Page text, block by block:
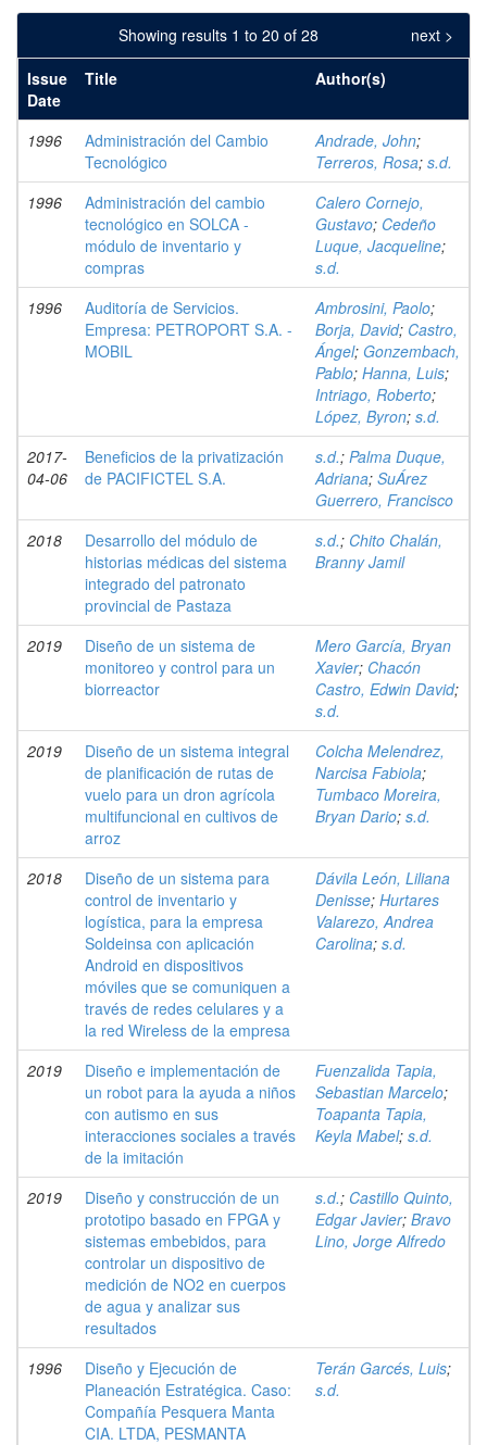
Showing results 1 to 20 of 28
next >
Issue
Date
Title Author(s)
1996
Administración del Cambio
Tecnológico
Andrade, John;
Terreros, Rosa; s.d.
1996
Administración del cambio
tecnológico en SOLCA -
módulo de inventario y
compras
Calero Cornejo,
Gustavo; Cedeño
Luque, Jacqueline;
s.d.
1996
Auditoría de Servicios.
Empresa: PETROPORT S.A. -
MOBIL
Ambrosini, Paolo;
Borja, David; Castro,
Ángel; Gonzembach,
Pablo; Hanna, Luis;
Intriago, Roberto;
López, Byron; s.d.
2017-
04-06
Beneficios de la privatización
de PACIFICTEL S.A.
s.d.; Palma Duque,
Adriana; SuÁrez
Guerrero, Francisco
2018
Desarrollo del módulo de
historias médicas del sistema
integrado del patronato
provincial de Pastaza
s.d.; Chito Chalán,
Branny Jamil
2019
Diseño de un sistema de
monitoreo y control para un
biorreactor
Mero García, Bryan
Xavier; Chacón
Castro, Edwin David;
s.d.
2019
Diseño de un sistema integral
de planificación de rutas de
vuelo para un dron agrícola
multifuncional en cultivos de
arroz
Colcha Melendrez,
Narcisa Fabiola;
Tumbaco Moreira,
Bryan Dario; s.d.
2018
Diseño de un sistema para
control de inventario y
logística, para la empresa
Soldeinsa con aplicación
Android en dispositivos
móviles que se comuniquen a
través de redes celulares y a
la red Wireless de la empresa
Dávila León, Liliana
Denisse; Hurtares
Valarezo, Andrea
Carolina; s.d.
2019
Diseño e implementación de
un robot para la ayuda a niños
con autismo en sus
interacciones sociales a través
de la imitación
Fuenzalida Tapia,
Sebastian Marcelo;
Toapanta Tapia,
Keyla Mabel; s.d.
2019
Diseño y construcción de un
prototipo basado en FPGA y
sistemas embebidos, para
controlar un dispositivo de
medición de NO2 en cuerpos
de agua y analizar sus
resultados
s.d.; Castillo Quinto,
Edgar Javier; Bravo
Lino, Jorge Alfredo
1996
Diseño y Ejecución de
Planeación Estratégica. Caso:
Compañía Pesquera Manta
CIA. LTDA, PESMANTA
Terán Garcés, Luis;
s.d.